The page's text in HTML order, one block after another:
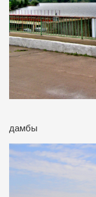
дамбы